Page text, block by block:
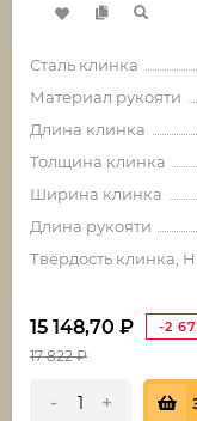
Сталь клинка
Материал рукояти
Длина клинка
Толщина клинка
Ширина клинка
Длина рукояти
Твёрдость клинка,
15 148,70 ₽ -2
17 822₽
- +